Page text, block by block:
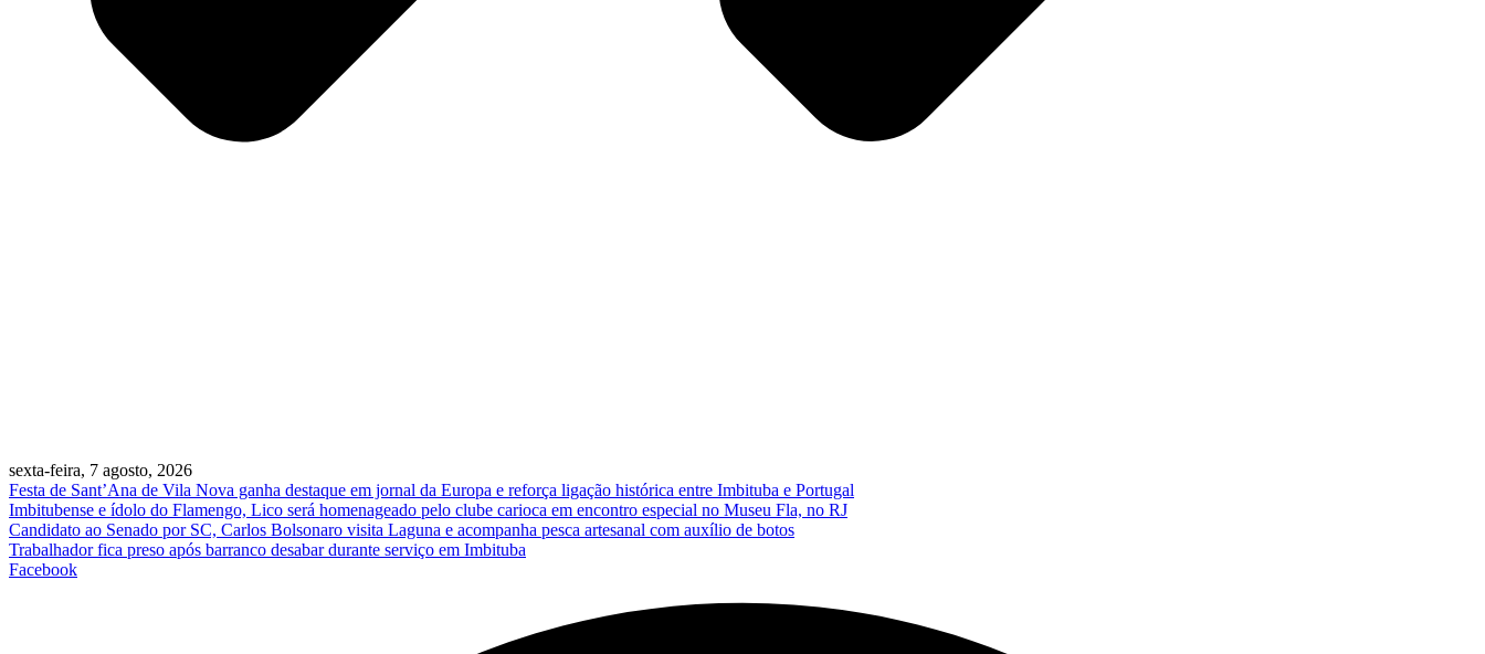
sexta-feira, 7 agosto, 2026
Festa de Sant’Ana de Vila Nova ganha destaque em jornal da Europa e reforça ligação histórica entre Imbituba e Portugal
Imbitubense e ídolo do Flamengo, Lico será homenageado pelo clube carioca em encontro especial no Museu Fla, no RJ
Candidato ao Senado por SC, Carlos Bolsonaro visita Laguna e acompanha pesca artesanal com auxílio de botos
Trabalhador fica preso após barranco desabar durante serviço em Imbituba
Facebook